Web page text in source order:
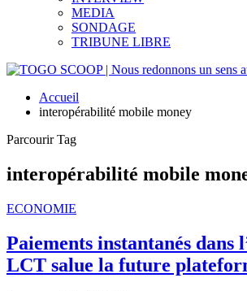
MEDIA
SONDAGE
TRIBUNE LIBRE
Accueil
interopérabilité mobile money
Parcourir Tag
interopérabilité mobile
ECONOMIE
Paiements instantanés dans
LCT salue la future